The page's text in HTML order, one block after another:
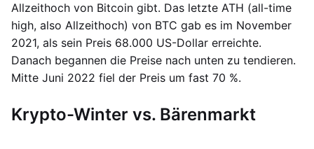
Allzeithoch von Bitcoin gibt. Das letzte ATH (all-time
high, also Allzeithoch) von BTC gab es im November
2021, als sein Preis 68.000 US-Dollar erreichte.
Danach begannen die Preise nach unten zu tendieren.
Mitte Juni 2022 fiel der Preis um fast 70 %.
Krypto-Winter vs. Bärenmarkt